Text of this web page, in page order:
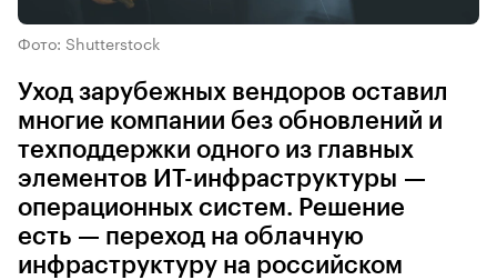
Фото: Shutterstock
Уход зарубежных вендоров оставил
многие компании без обновлений и
техподдержки одного из главных
элементов ИТ-инфраструктуры —
операционных систем. Решение
есть — переход на облачную
инфраструктуру на российском